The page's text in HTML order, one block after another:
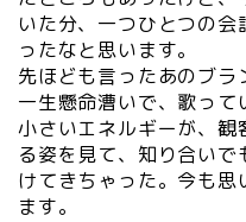
いた分、一つひとつの
ったなと思います。
先ほども言ったあのブ
一生懸命漕いで、歌って
小さいエネルギーが、観
る姿を見て、知り合い
けてきちゃった。今も
ます。